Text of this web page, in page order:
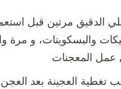
الدقيق مرتين قبل
والبسكويتات، و مرة
المعجنات
تغطية العجينة بعد